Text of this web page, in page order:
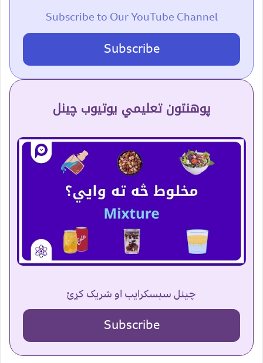
Subscribe to Our YouTube Channel
Subscribe
پوهنتون تعلیمي یوتیوب چینل
چینل سبسکرایب او شریک کړئ
Subscribe